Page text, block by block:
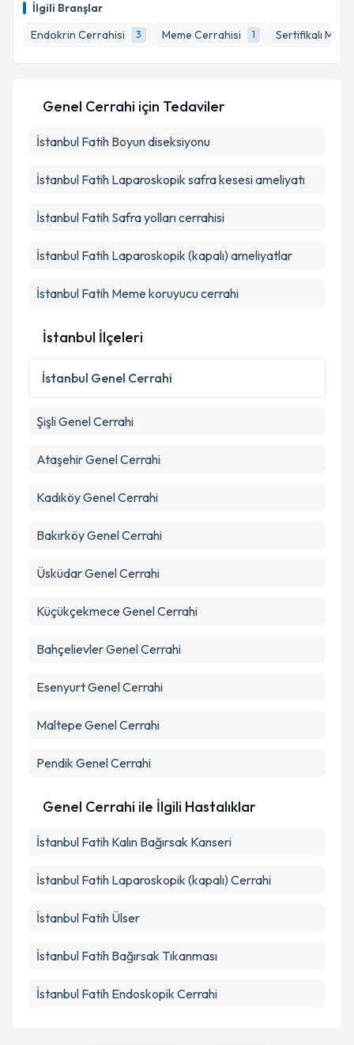
İlgili Branşlar
Endokrin Cerrahisi
3 Meme Cerrahisi 1 Sertifikalı
Kişisel verilerimin işlenmesine ilişkin
'ni okudum ve kişisel verilerimin belirtilen
Takvim Talebini Gönder
Genel Cerrahi için Tedaviler
İstanbul Fatih Boyun diseksiyonu
İstanbul Fatih Laparoskopik safra kesesi ameliyatı
İstanbul Fatih Safra yolları cerrahisi
İstanbul Fatih Laparoskopik (kapalı) ameliyatlar
İstanbul Fatih Meme koruyucu cerrahi
İstanbul İlçeleri
İstanbul Genel Cerrahi
ŞişliGenel Cerrahi
AtaşehirGenel Cerrahi
KadıköyGenel Cerrahi
BakırköyGenel Cerrahi
ÜsküdarGenel Cerrahi
Küçükçekmece Genel Cerrahi
BahçelievlerGenel Cerrahi
EsenyurtGenel Cerrahi
Maltepe Genel Cerrahi
Pendik Genel Cerrahi
Genel Cerrahi ile İlgili Hastalıklar
İstanbul Fatih Kalın Bağırsak Kanseri
İstanbul Fatih Laparoskopik (kapalı) Cerrahi
İstanbul Fatih Ülser
İstanbul Fatih Bağırsak Tıkanması
İstanbul Fatih Endoskopik Cerrahi